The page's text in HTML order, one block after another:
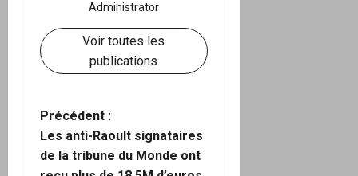
Administrator
Voir toutes les
publications
N
a
Précédent :
Les anti-Raoult signataires
de la tribune du Monde ont